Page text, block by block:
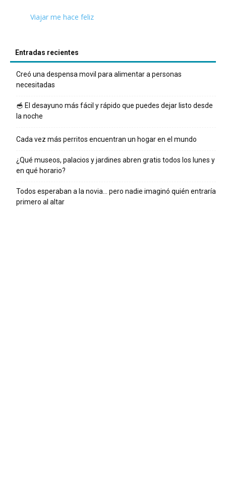
Viajar me hace feliz
Entradas recientes
Creó una despensa movil para alimentar a personas
necesitadas
🥣 El desayuno más fácil y rápido que puedes dejar listo desde
la noche
Cada vez más perritos encuentran un hogar en el mundo
¿Qué museos, palacios y jardines abren gratis todos los lunes y
en qué horario?
Todos esperaban a la novia… pero nadie imaginó quién entraría
primero al altar